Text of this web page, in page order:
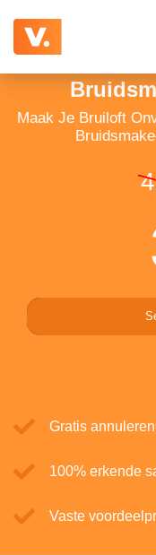
Maak Je Bruiloft
Gratis annuleren
100% erkende
Vaste